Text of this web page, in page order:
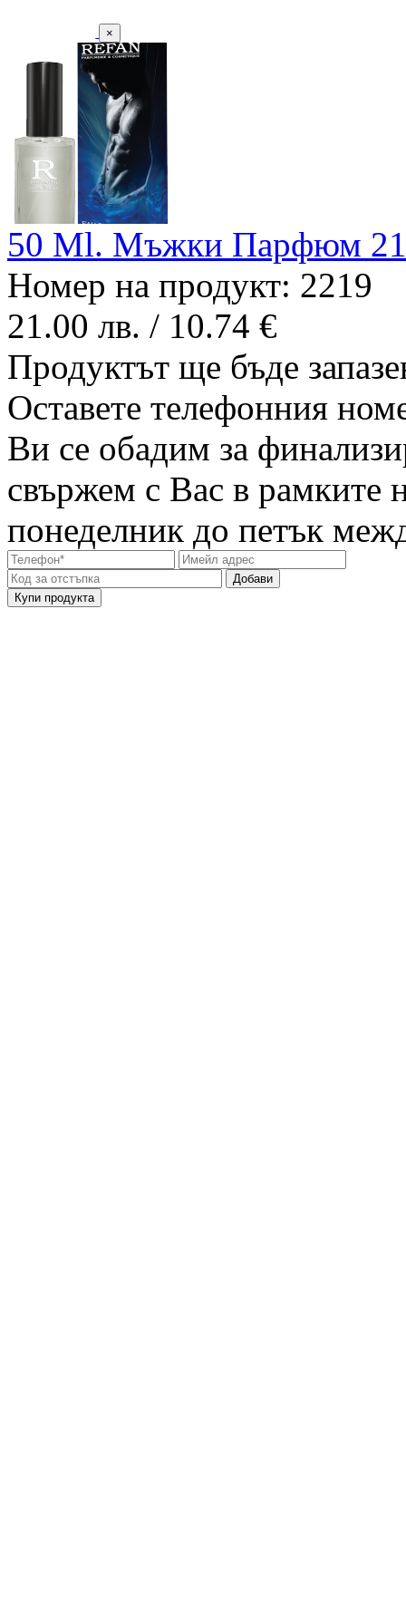
×
50 Ml. Мъжки Парфюм
Номер на продукт: 2219
21.00 лв. / 10.74 €
Продуктът ще бъде
Оставете телефонния
Ви се обадим за
свържем с Вас в рамките
понеделник до петък